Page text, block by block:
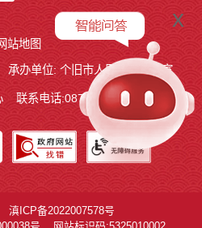
站地图
承办单位: 个旧市人民政府办公室
联系电话:0873－2123215
x
滇ICP备2022007578号